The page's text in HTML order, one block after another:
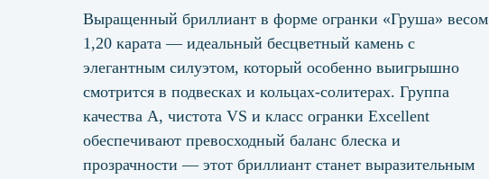
Выращенный бриллиант в форме огранки «Груша» весом
1,20 карата — идеальный бесцветный камень с
элегантным силуэтом, который особенно выигрышно
смотрится в подвесках и кольцах-солитерах. Группа
качества А, чистота VS и класс огранки Excellent
обеспечивают превосходный баланс блеска и
прозрачности — этот бриллиант станет выразительным